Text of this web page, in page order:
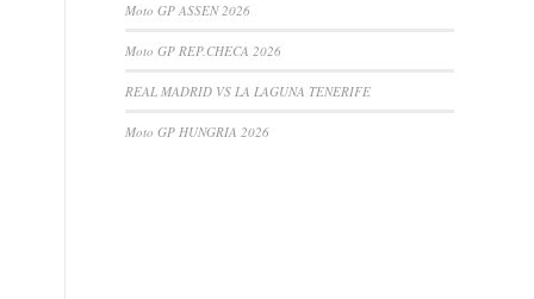
Moto GP ASSEN 2026
Moto GP REP.CHECA 2026
REAL MADRID VS LA LAGUNA TENERIFE
Moto GP HUNGRIA 2026